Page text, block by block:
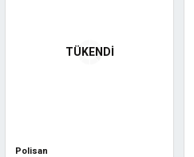
TÜKENDİ
Polisan